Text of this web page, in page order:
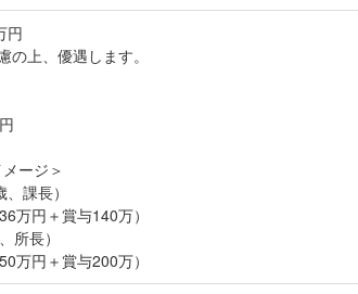
円
の上、優遇します。
ージ＞
課長）
万円＋賞与140万）
所長）
万円＋賞与200万）